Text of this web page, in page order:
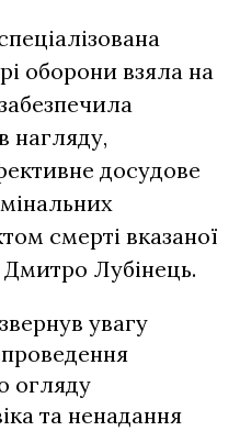
оборони взяла на
нагляду,
досудове
смерті вказаної
Дмитро Лубінець.
увагу
огляду
та ненадання